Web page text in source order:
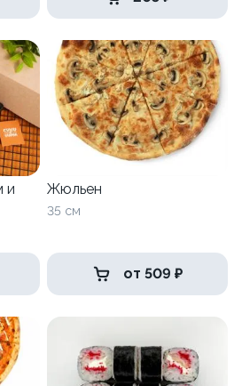
и
Жюльен
35 см
от 509 ₽